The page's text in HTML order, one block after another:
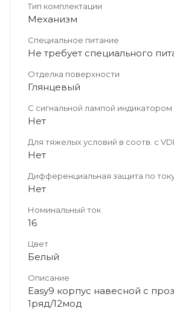
Тип комплектации
Механизм
Специальное питание
Не требует специального
Отделка поверхности
Глянцевый
С сигнальной лампой индикатором
Нет
Для тяжелых условий в соотв. с
Нет
Дифференциальная защита по
Нет
Номинальный ток
16
Цвет
Белый
Описание
Easy9 корпус навесной с
1ряд/12мод